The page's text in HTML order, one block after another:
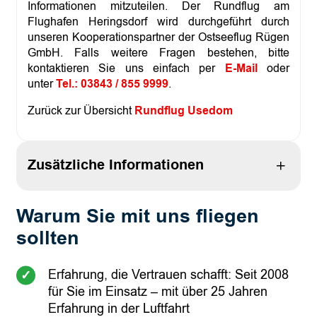
Informationen mitzuteilen. Der Rundflug am
Flughafen Heringsdorf wird durchgeführt durch
unseren Kooperationspartner der Ostseeflug Rügen
GmbH. Falls weitere Fragen bestehen, bitte
kontaktieren Sie uns einfach per E-Mailoder
unterTel.: 03843 / 855 9999.
Zurück zur ÜbersichtRundflug Usedom
Zusätzliche Informationen
Attribute Wert
2 Personen, 3 Personen
Warum Sie mit uns fliegen
sollten
Erfahrung, die Vertrauen schafft: Seit 2008
für Sie im Einsatz – mit über 25 Jahren
Erfahrung in der Luftfahrt